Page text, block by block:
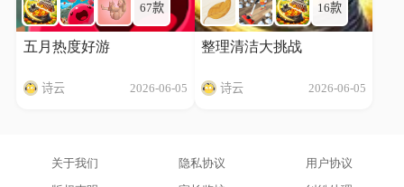
67款
五月热度好游
诗云 2026-06-05
16款
整理清洁大挑战
诗云 2026-06-05
关于我们 隐私协议
用户协议